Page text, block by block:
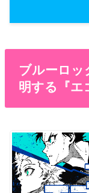
ブルーロッ
明する『エ